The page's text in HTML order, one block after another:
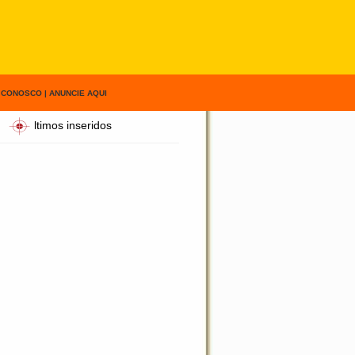
| ANUNCIE AQUI
ltimos inseridos